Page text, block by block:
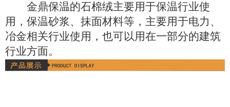
金鼎保温的石棉绒主要用于保温行业使
用，保温砂浆、抹面材料等，主要用于电力、
冶金相关行业使用，也可以用在一部分的建筑
行业方面。